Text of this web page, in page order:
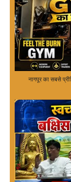
नागपूर का सबसे